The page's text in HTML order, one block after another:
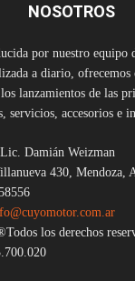
NOSOTROS
por nuestro equipo
a diario, ofrecemos
lanzamientos de las
servicios, accesorios e
Damián Weizman
430, Mendoza,
los derechos